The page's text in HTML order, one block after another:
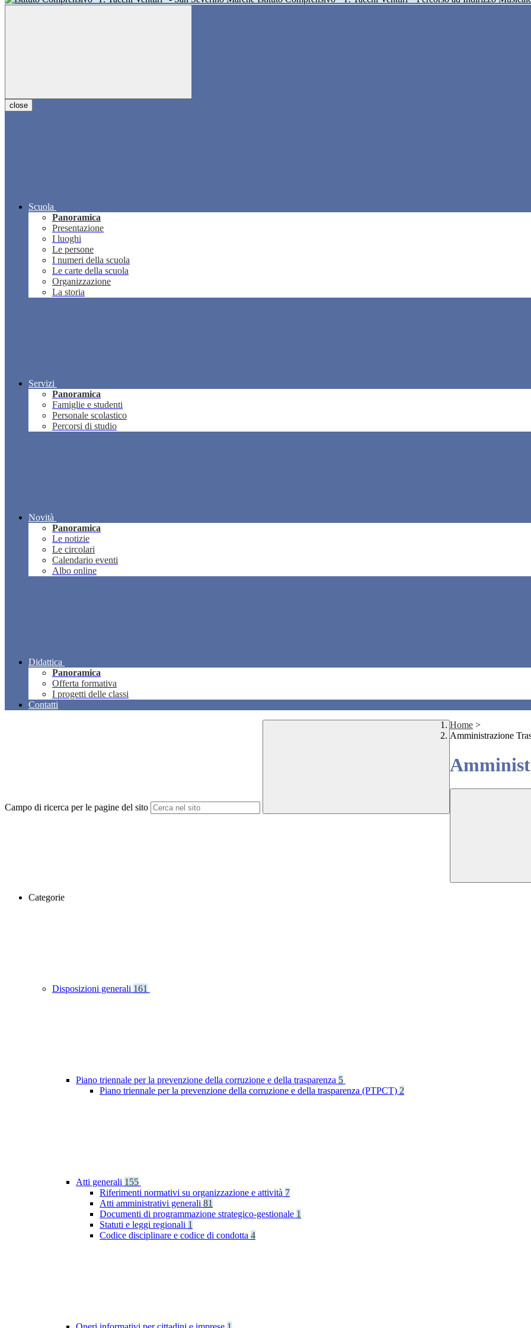
close
Scuola
Panoramica
Presentazione
I luoghi
Le persone
I numeri della scuola
Le carte della scuola
Organizzazione
La storia
Servizi
Panoramica
Famiglie e studenti
Personale scolastico
Percorsi di studio
Novità
Panoramica
Le notizie
Le circolari
Calendario eventi
Albo online
Didattica
Panoramica
Offerta formativa
I progetti delle classi
Contatti
Campo di ricerca per le pagine del sito
Home >
Amministrazione
Categorie
Disposizioni generali 161
Piano triennale per la prevenzione della corruzione e della trasparenza 5
Piano triennale per la prevenzione della corruzione e della trasparenza (PTPCT) 2
Atti generali 155
Riferimenti normativi su organizzazione e attività 7
Atti amministrativi generali 81
Documenti di programmazione strategico-gestionale 1
Statuti e leggi regionali 1
Codice disciplinare e codice di condotta 4